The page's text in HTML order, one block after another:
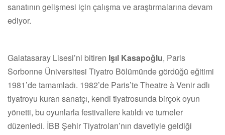
sanatının gelişmesi için çalışma ve araştırmalarına devam
ediyor.
Galatasaray Lisesi’ni bitiren Işıl Kasapoğlu, Paris
Sorbonne Üniversitesi Tiyatro Bölümünde gördüğü eğitimi
1981’de tamamladı. 1982’de Paris’te Theatre à Venir adlı
tiyatroyu kuran sanatçı, kendi tiyatrosunda birçok oyun
yönetti, bu oyunlarla festivallere katıldı ve turneler
düzenledi. İBB Şehir Tiyatroları’nın davetiyle geldiği